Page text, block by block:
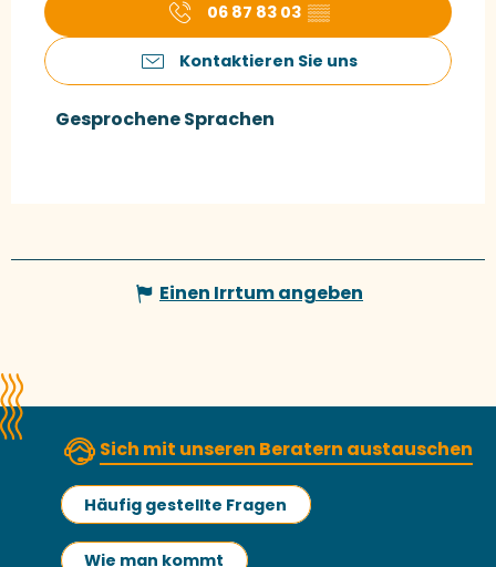
06 87 83 03 ▒▒
Kontaktieren Sie uns
Gesprochene Sprachen
Gesprochene Sprachen
Einen Irrtum angeben
Sich mit unseren Beratern austauschen
Häufig gestellte Fragen
Wie man kommt